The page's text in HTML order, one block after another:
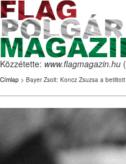
Közzétette: www.flagmagazin.hu (
Címlap > Bayer Zsolt: Koncz Zsuzsa a betiltott